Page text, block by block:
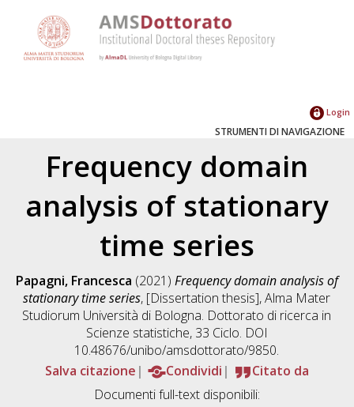
Login
STRUMENTI DI NAVIGAZIONE
Frequency domain
analysis of stationary
time series
Papagni, Francesca (2021) Frequency domain analysis of
stationary time series, [Dissertation thesis], Alma Mater
Studiorum Università di Bologna. Dottorato di ricerca in
Scienze statistiche, 33 Ciclo. DOI
10.48676/unibo/amsdottorato/9850.
Salva citazione
Condividi
Citato da
Documenti full-text disponibili: